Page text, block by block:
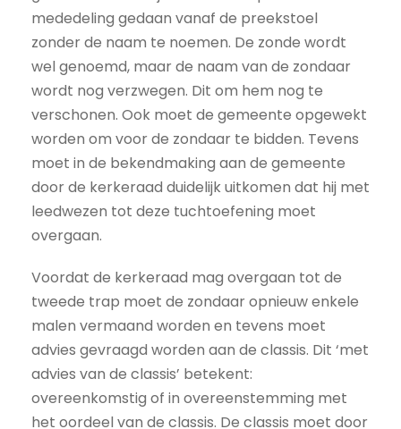
mededeling gedaan vanaf de preekstoel
zonder de naam te noemen. De zonde wordt
wel genoemd, maar de naam van de zondaar
wordt nog verzwegen. Dit om hem nog te
verschonen. Ook moet de gemeente opgewekt
worden om voor de zondaar te bidden. Tevens
moet in de bekendmaking aan de gemeente
door de kerkeraad duidelijk uitkomen dat hij met
leedwezen tot deze tuchtoefening moet
overgaan.
Voordat de kerkeraad mag overgaan tot de
tweede trap moet de zondaar opnieuw enkele
malen vermaand worden en tevens moet
advies gevraagd worden aan de classis. Dit ‘met
advies van de classis’ betekent:
overeenkomstig of in overeenstemming met
het oordeel van de classis. De classis moet door